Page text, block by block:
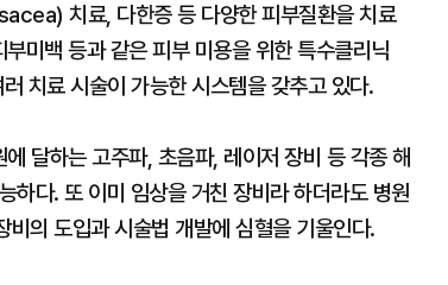
치료, 다한증 등 다양한 피부질환을 치료
미백 등과 같은 피부 미용을 위한 특수클리닉
치료 시술이 가능한 시스템을 갖추고 있다.
달하는 고주파, 초음파, 레이저 장비 등 각종 해
하다. 또 이미 임상을 거친 장비라 하더라도 병원
의 도입과 시술법 개발에 심혈을 기울인다.